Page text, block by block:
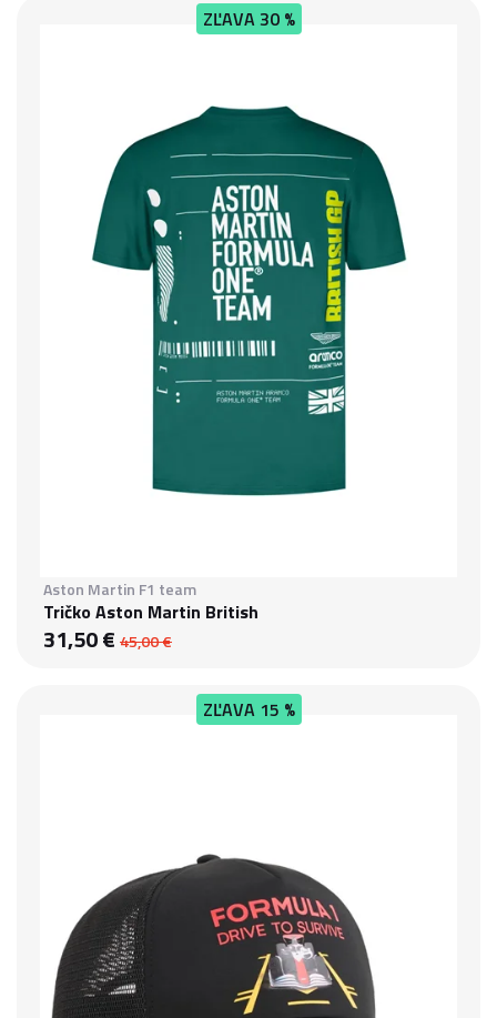
ZĽAVA30 %
Aston Martin F1 team
Tričko Aston Martin British
31,50 € 45,00 €
ZĽAVA15 %